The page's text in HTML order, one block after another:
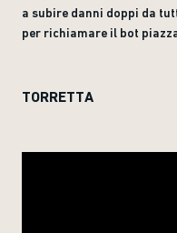
a subire danni doppi da
per richiamare il bot
TORRETTA